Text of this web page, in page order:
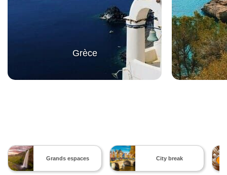
Grèce
Grands espaces City break